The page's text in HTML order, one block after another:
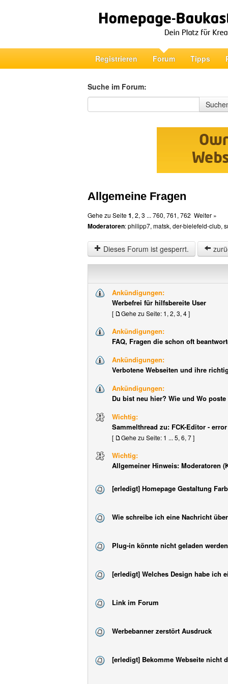
Registrieren Forum Tipps
Suche im Forum:
Suche im Forum
Allgemeine Fragen
Gehe zu Seite1, 2, 3 ... 760, 761, 762 Weiter »
Moderatoren:philipp7, matsk, der-bielefeld-club,
Dieses Forum ist gesperrt.
Ankündigungen:
Werbefrei für hilfsbereite User
[ Gehe zu Seite: 1, 2, 3, 4]
Ankündigungen:
FAQ, Fragen die schon oft
Ankündigungen:
Verbotene Webseiten und ihre
Ankündigungen:
Du bist neu hier? Wie und Wo
Wichtig:
Sammelthread zu: FCK-Editor -
[ Gehe zu Seite: 1 ... 5, 6, 7]
Wichtig:
Allgemeiner Hinweis: Moderatoren
[erledigt] Homepage Gestaltung
Wie schreibe ich eine Nachricht
Plug-in könnte nicht geladen werden
[erledigt] Welches Design habe ich
Link im Forum
Werbebanner zerstört Ausdruck
[erledigt] Bekomme Webseite nicht